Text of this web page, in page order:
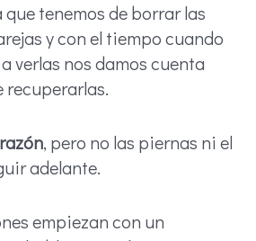
tenemos de borrar las
y con el tiempo cuando
verlas nos damos cuenta
recuperarlas.
, pero no las piernas ni el
adelante.
empiezan con un